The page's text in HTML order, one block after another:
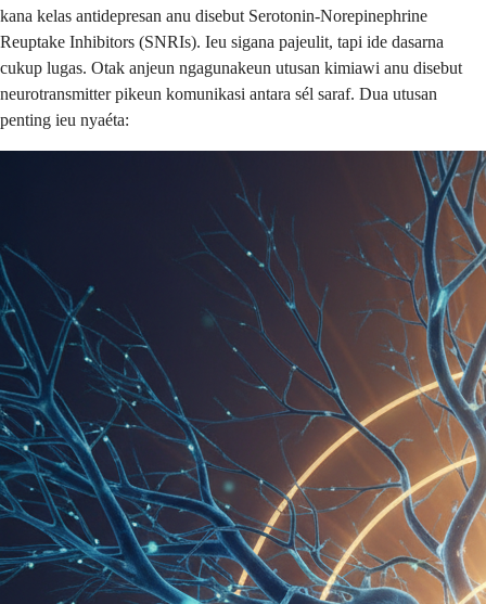
kana kelas antidepresan anu disebut Serotonin-Norepinephrine
Reuptake Inhibitors (SNRIs). Ieu sigana pajeulit, tapi ide dasarna
cukup lugas. Otak anjeun ngagunakeun utusan kimiawi anu disebut
neurotransmitter pikeun komunikasi antara sél saraf. Dua utusan
penting ieu nyaéta: